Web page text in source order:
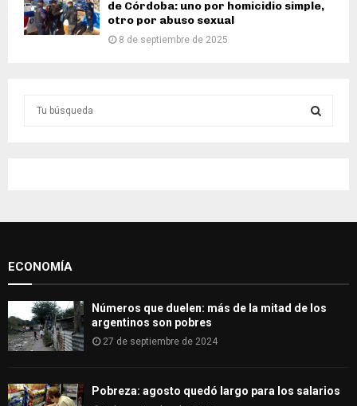
de Córdoba: uno por homicidio simple,
otro por abuso sexual
8 de septiembre de 2025
o
H
ECONOMÍA
Números que duelen: más de la mitad de los
argentinos son pobres
27 de septiembre de 2024
Pobreza: agosto quedó largo para los salarios